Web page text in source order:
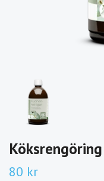
Köksrengöring
80 kr